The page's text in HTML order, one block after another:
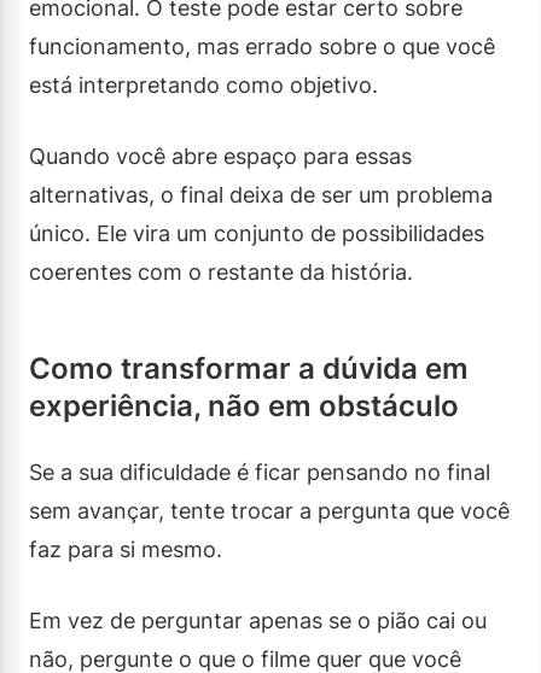
emocional. O teste pode estar certo sobre
funcionamento, mas errado sobre o que você
está interpretando como objetivo.
Quando você abre espaço para essas
alternativas, o final deixa de ser um problema
único. Ele vira um conjunto de possibilidades
coerentes com o restante da história.
Como transformar a dúvida em
experiência, não em obstáculo
Se a sua dificuldade é ficar pensando no final
sem avançar, tente trocar a pergunta que você
faz para si mesmo.
Em vez de perguntar apenas se o pião cai ou
não, pergunte o que o filme quer que você